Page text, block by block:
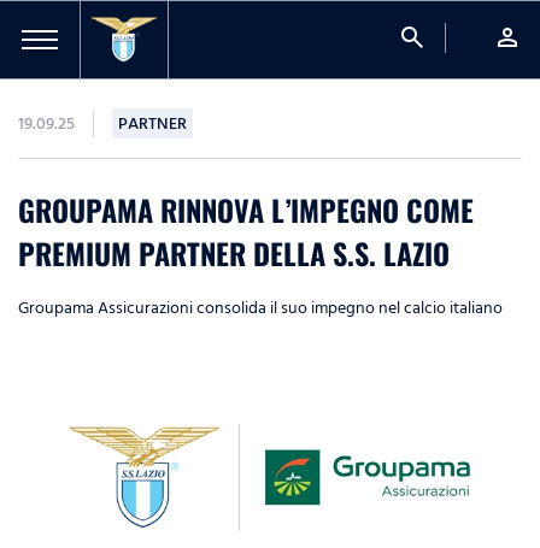
search person
19.09.25 PARTNER
GROUPAMA RINNOVA L’IMPEGNO COME
PREMIUM PARTNER DELLA S.S. LAZIO
Groupama Assicurazioni consolida il suo impegno nel calcio italiano